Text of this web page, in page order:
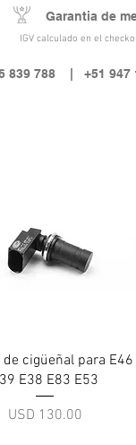
IGV calculado en el
788 | +51 947
Garantia de
Vista rápida
de cigüeñal para E46
E38 E83 E53
Precio
USD 130.00